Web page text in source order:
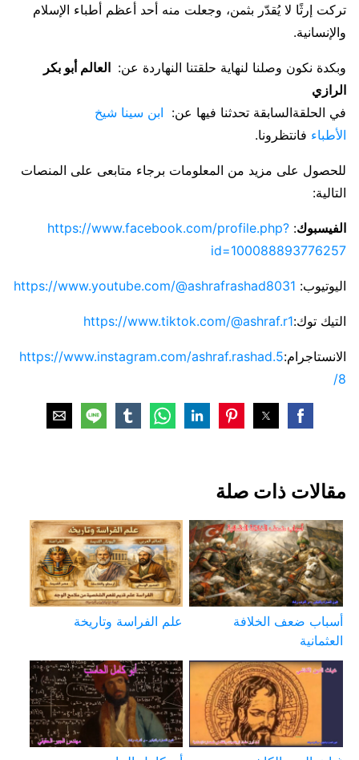
تركت إرثًا لا يُقدّر بثمن، وجعلت منه أحد أعظم أطباء الإسلام
والإنسانية.
وبكدة نكون وصلنا لنهاية حلقتنا النهاردة عن: العالم أبو بكر
الرازي
في الحلقةالسابقة تحدثنا فيها عن: ابن سينا شيخ
الأطباء فانتظرونا.
للحصول على مزيد من المعلومات برجاء متابعى على المنصات
التالية:
الفيسبوك:
https://www.facebook.com/profile.php?
id=100088893776257
اليوتيوب: https://www.youtube.com/@ashrafrashad8031
التيك توك:https://www.tiktok.com/@ashraf.r1
الانستاجرام:https://www.instagram.com/ashraf.rashad.5
8/
مقالات ذات صلة
أسباب ضعف الخلافة
العثمانية
علم الفراسة وتاريخة